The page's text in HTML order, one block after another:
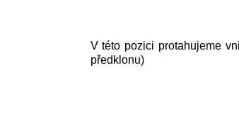
V této pozici protahujeme
předklonu)